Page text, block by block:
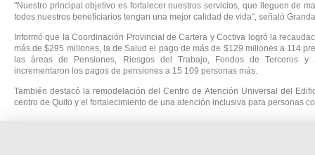
"Nuestro principal objetivo es fortalecer nuestros servicios, que lleguen de
todos nuestros beneficiarios tengan una mejor calidad de vida", señaló
Informó que la Coordinación Provincial de Cartera y Coctiva logró la
más de $295 millones, la de Salud el pago de más de $129 millones a 114
las áreas de Pensiones, Riesgos del Trabajo, Fondos de Terceros y
incrementaron los pagos de pensiones a 15 109 personas más.
También destacó la remodelación del Centro de Atención Universal del
centro de Quito y el fortalecimiento de una atención inclusiva para personas